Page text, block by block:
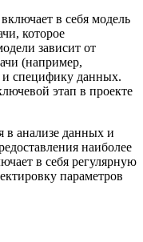
в себя модель
которое
зависит от
(например,
и специфику данных.
этап в проекте
в анализе данных и
наиболее
в себя регулярную
параметров